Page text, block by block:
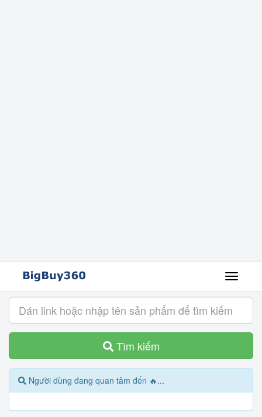
Tìm kiếm
Người dùng đang quan tâm đến 🔥...